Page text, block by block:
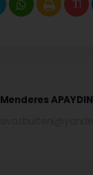
Menderes APAYDIN